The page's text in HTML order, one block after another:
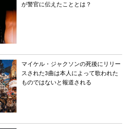
が警官に伝えたこととは？
マイケル・ジャクソンの死後にリリー
スされた3曲は本人によって歌われた
ものではないと報道される